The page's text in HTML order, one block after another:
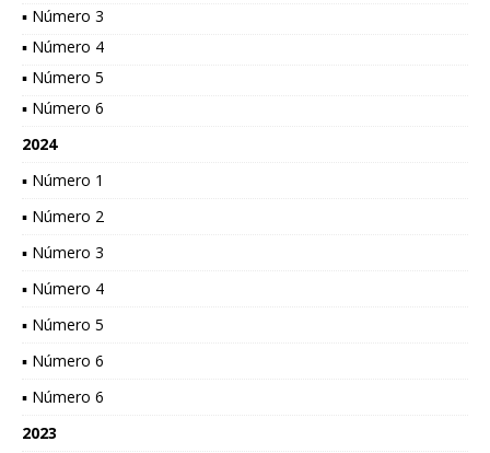
▪ Número 3
▪ Número 4
▪ Número 5
▪ Número 6
2024
▪ Número 1
▪ Número 2
▪ Número 3
▪ Número 4
▪ Número 5
▪ Número 6
▪ Número 6
2023